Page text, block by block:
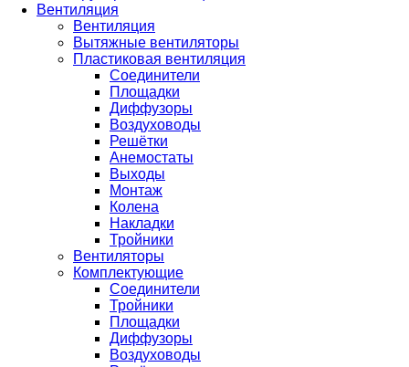
Вентиляция
Вентиляция
Вытяжные вентиляторы
Пластиковая вентиляция
Соединители
Площадки
Диффузоры
Воздуховоды
Решётки
Анемостаты
Выходы
Монтаж
Колена
Накладки
Тройники
Вентиляторы
Комплектующие
Соединители
Тройники
Площадки
Диффузоры
Воздуховоды